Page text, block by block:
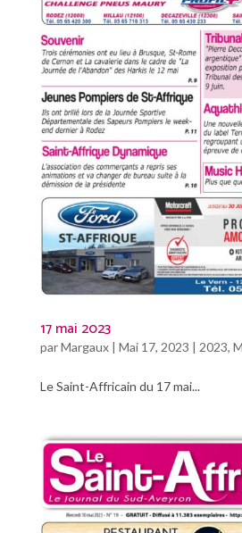
17 mai 2023
parMargaux| Mai 17, 2023 | 2023,
Le Saint-Affricain du 17 mai...